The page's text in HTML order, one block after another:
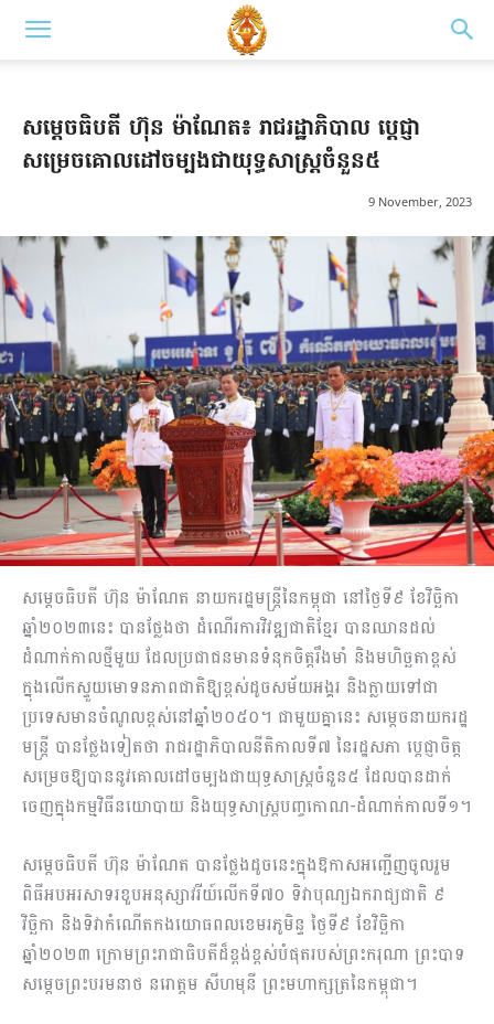
សម្តេចធិបតី ហ៊ុន ម៉ាណែត៖ រាជរដ្ឋាភិបាល ប្តេជ្ញា
សម្រេចគោលដៅចម្បងជាយុទ្ធសាស្ត្រចំនួន៥
9 November, 2023
សម្តេចធិបតី ហ៊ុន ម៉ាណែត នាយករដ្ឋមន្ត្រីនៃកម្ពុជា នៅថ្ងៃទី៩ ខែវិច្ឆិកា
ឆ្នាំ២០២៣នេះ បានថ្លែងថា ដំណើរការវិវឌ្ឍជាតិខ្មែរ បានឈានដល់
ដំណាក់កាលថ្មីមួយ ដែលប្រជាជនមានទំនុកចិត្តរឹងមាំ និងមហិច្ឆតាខ្ពស់
ក្នុងលើកស្ទួយមោទនភាពជាតិឱ្យខ្ពស់ដូចសម័យអង្គរ និងក្លាយទៅជា
ប្រទេសមានចំណូលខ្ពស់នៅឆ្នាំ២០៥០។ ជាមួយគ្នានេះ សម្តេចនាយករដ្ឋ
មន្ត្រី បានថ្លែងទៀតថា រាជរដ្ឋាភិបាលនីតិកាលទី៧ នៃរដ្ឋសភា ប្តេជ្ញាចិត្ត
សម្រេចឱ្យបាននូវគោលដៅចម្បងជាយុទ្ធសាស្ត្រចំនួន៥ ដែលបានដាក់
ចេញក្នុងកម្មវិធីនយោបាយ និងយុទ្ធសាស្ត្របញ្ចកោណ-ដំណាក់កាលទី១។
សម្តេចធិបតី ហ៊ុន ម៉ាណែត បានថ្លែងដូចនេះក្នុងឱកាសអញ្ជើញចូលរួម
ពិធីអបអរសាទរខួបអនុស្សាវរីយ៍លើកទី៧០ ទិវាបុណ្យឯករាជ្យជាតិ ៩
វិច្ឆិកា និងទិវាកំណើតកងយោធពលខេមរភូមិន្ទ ថ្ងៃទី៩ ខែវិច្ឆិកា
ឆ្នាំ២០២៣ ក្រោមព្រះរាជាធិបតីដ៏ខ្ពង់ខ្ពស់បំផុតរបស់ព្រះករុណា ព្រះបាទ
សម្តេចព្រះបរមនាថ នរោត្តម សីហមុនី ព្រះមហាក្សត្រនៃកម្ពុជា។